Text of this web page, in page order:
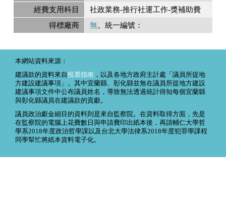
經費支用科目
社政業務-推行社運工作-獎補助費
得標廠商
無。統一編號：
本網站資料來源：
建議款的資料來自投票指南 ，以及各地方政府主計處「議員所提地
方建設建議事項」。其中宜蘭縣、彰化縣並無在議員所提地方建設
建議事項文件中公布議員姓名，導致無法透過統計得知每個宜蘭縣
與彰化縣議員在建議款的貢獻。
議員政治獻金細目的資料則是來自監察院。在資料取得方面，先是
在監察院的電腦上花費數日與申請費印出紙本後，再請輔仁大學哲
學系2018年度政治哲學課以及台北大學法律系2018年度犯罪學課程
同學幫忙將紙本資料電子化。